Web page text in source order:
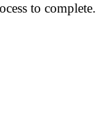
to complete.